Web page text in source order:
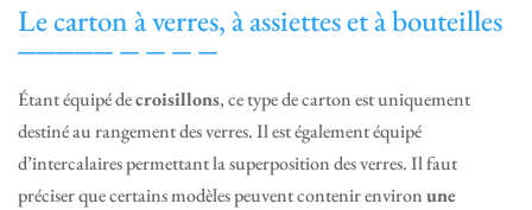
Le carton à verres, à assiettes et à bouteilles
Étant équipé decroisillons, ce type de carton est uniquement
destiné au rangement des verres. Il est également équipé
d’intercalaires permettant la superposition des verres. Il faut
préciser que certains modèles peuvent contenir environune